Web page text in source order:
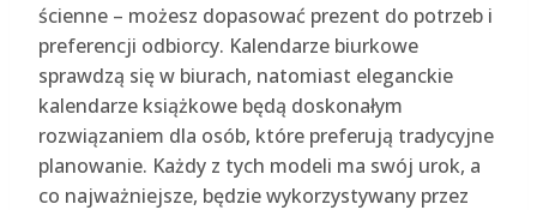
ścienne – możesz dopasować prezent do potrzeb i
preferencji odbiorcy. Kalendarze biurkowe
sprawdzą się w biurach, natomiast eleganckie
kalendarze książkowe będą doskonałym
rozwiązaniem dla osób, które preferują tradycyjne
planowanie. Każdy z tych modeli ma swój urok, a
co najważniejsze, będzie wykorzystywany przez